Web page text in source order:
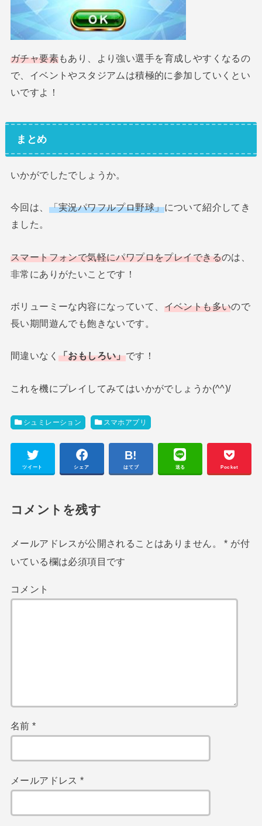
ガチャ要素もあり、より強い選手を育成しやすくなるの
で、イベントやスタジアムは積極的に参加していくとい
いですよ！
まとめ
いかがでしたでしょうか。
今回は、 「実況パワフルプロ野球」について紹介してき
ました。
スマートフォンで気軽にパワプロをプレイできるのは、
非常にありがたいことです！
ボリューミーな内容になっていて、 イベントも多いので
長い期間遊んでも飽きないです。
間違いなく 「おもしろい」です！
これを機にプレイしてみてはいかがでしょうか(^^)/
シュミレーション スマホアプリ
ツイート シェア はてブ 送る Pocket
コメントを残す
メールアドレスが公開されることはありません。 * が付
いている欄は必須項目です
コメント
名前*
メールアドレス*